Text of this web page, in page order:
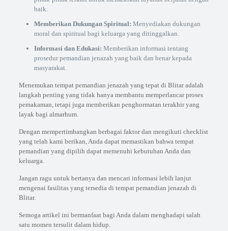
baik.
Memberikan Dukungan Spiritual: Menyediakan dukungan
moral dan spiritual bagi keluarga yang ditinggalkan.
Informasi dan Edukasi: Memberikan informasi tentang
prosedur pemandian jenazah yang baik dan benar kepada
masyarakat.
Menemukan tempat pemandian jenazah yang tepat di Blitar adalah
langkah penting yang tidak hanya membantu memperlancar proses
pemakaman, tetapi juga memberikan penghormatan terakhir yang
layak bagi almarhum.
Dengan mempertimbangkan berbagai faktor dan mengikuti checklist
yang telah kami berikan, Anda dapat memastikan bahwa tempat
pemandian yang dipilih dapat memenuhi kebutuhan Anda dan
keluarga.
Jangan ragu untuk bertanya dan mencari informasi lebih lanjut
mengenai fasilitas yang tersedia di tempat pemandian jenazah di
Blitar.
Semoga artikel ini bermanfaat bagi Anda dalam menghadapi salah
satu momen tersulit dalam hidup.